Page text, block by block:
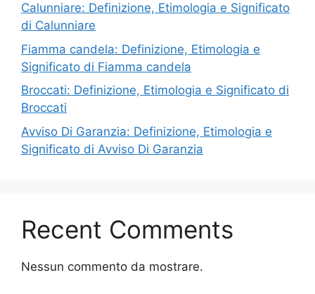
Calunniare: Definizione, Etimologia e Significato
di Calunniare
Fiamma candela: Definizione, Etimologia e
Significato di Fiamma candela
Broccati: Definizione, Etimologia e Significato di
Broccati
Avviso Di Garanzia: Definizione, Etimologia e
Significato di Avviso Di Garanzia
Recent Comments
Nessun commento da mostrare.